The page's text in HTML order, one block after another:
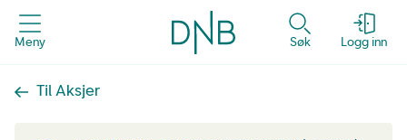
Meny Søk Logg inn
Til Aksjer